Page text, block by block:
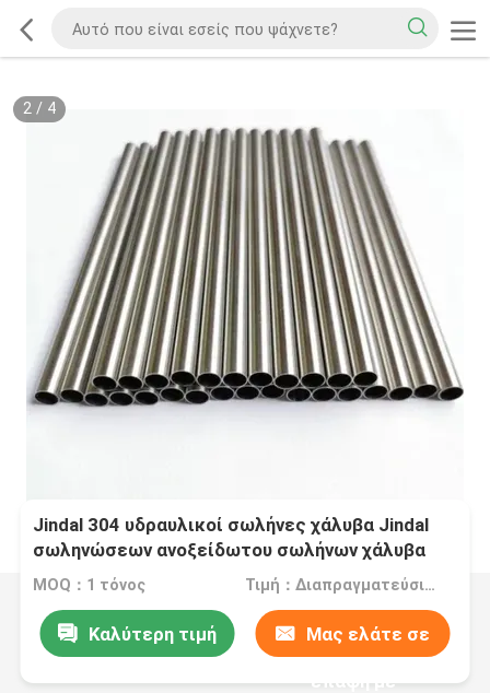
2/ 4
Jindal 304 υδραυλικοί σωλήνες χάλυβα Jindal
σωληνώσεων ανοξείδωτου σωλήνων χάλυβα
8mm
MOQ：1 τόνος Τιμή：Διαπραγματεύσιμα
Καλύτερη τιμή Μας ελάτε σε
επαφή με